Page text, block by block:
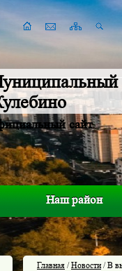
сайт
Наш район
Главная /Новости/ В